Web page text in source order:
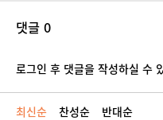
댓글 0
로그인 후 댓글을 작성하실 수
최신순 찬성순 반대순